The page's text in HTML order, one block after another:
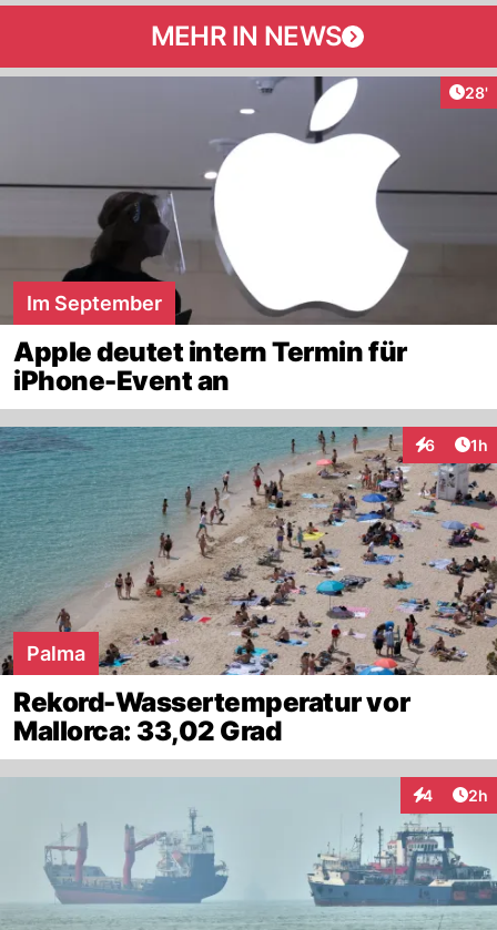
MEHR IN NEWS
28'
Im September
Apple deutet intern Termin für
iPhone-Event an
6 1h
Palma
Rekord-Wassertemperatur vor
Mallorca: 33,02 Grad
4 2h